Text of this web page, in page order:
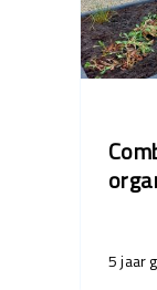
5 jaar